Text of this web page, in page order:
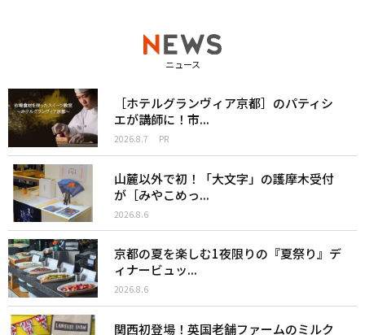
ニュース
［ホテルグランヴィア京都］のパティシ
エが講師に！市...
2026.8.7 PR
山麓以外で初！「大文字」の護摩木受付
が［みやこめっ...
2026.8.6
京都の夏を楽しむ1夜限りの『夏祭り』デ
ィナービュッ...
2026.8.6
関西初登場！英国老舗ファームのミルク